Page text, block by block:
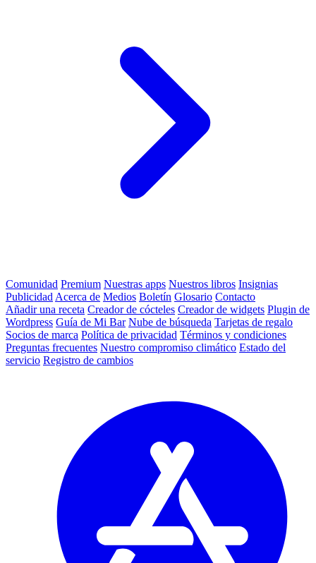
Comunidad Premium Nuestras apps Nuestros libros Insignias
Publicidad Acerca de Medios Boletín Glosario Contacto
Añadir una receta Creador de cócteles Creador de widgets Plugin de
Wordpress Guía de Mi Bar Nube de búsqueda Tarjetas de regalo
Socios de marca Política de privacidad Términos y condiciones
Preguntas frecuentes Nuestro compromiso climático Estado del
servicio Registro de cambios